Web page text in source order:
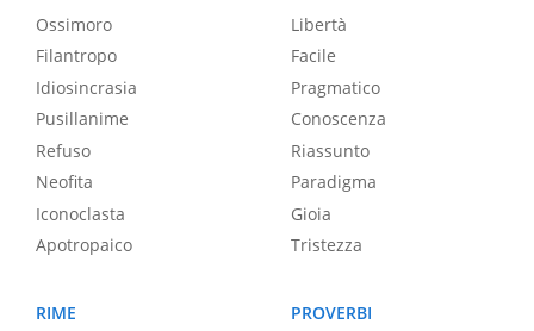
Ossimoro
Filantropo
Idiosincrasia
Pusillanime
Refuso
Neofita
Iconoclasta
Apotropaico
Libertà
Facile
Pragmatico
Conoscenza
Riassunto
Paradigma
Gioia
Tristezza
RIME
PROVERBI